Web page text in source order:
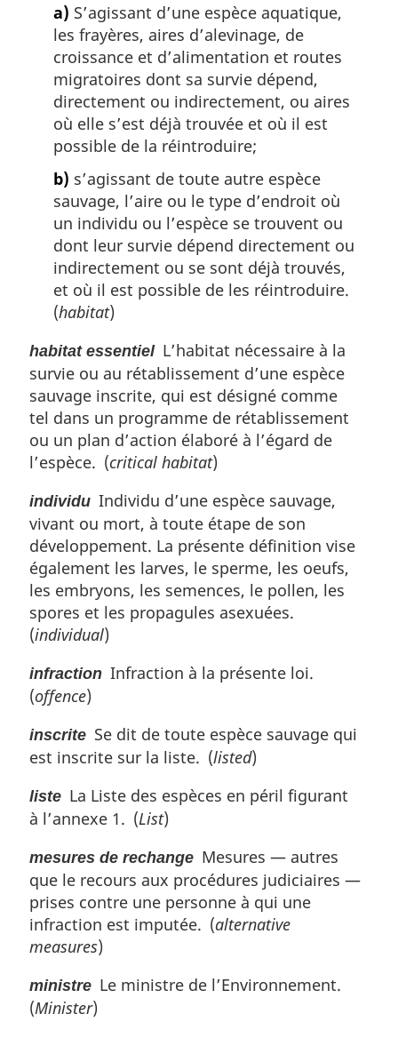
a) S’agissant d’une espèce aquatique,
les frayères, aires d’alevinage, de
croissance et d’alimentation et routes
migratoires dont sa survie dépend,
directement ou indirectement, ou aires
où elle s’est déjà trouvée et où il est
possible de la réintroduire;
b) s’agissant de toute autre espèce
sauvage, l’aire ou le type d’endroit où
un individu ou l’espèce se trouvent ou
dont leur survie dépend directement ou
indirectement ou se sont déjà trouvés,
et où il est possible de les réintroduire.
(habitat)
habitat essentielL’habitat nécessaire à la
survie ou au rétablissement d’une espèce
sauvage inscrite, qui est désigné comme
tel dans un programme de rétablissement
ou un plan d’action élaboré à l’égard de
l’espèce. (critical habitat)
individu Individu d’une espèce sauvage,
vivant ou mort, à toute étape de son
développement. La présente définition vise
également les larves, le sperme, les oeufs,
les embryons, les semences, le pollen, les
spores et les propagules asexuées.
(individual)
infraction Infraction à la présente loi.
(offence)
inscrite Se dit de toute espèce sauvage qui
est inscrite sur la liste. (listed)
liste La Liste des espèces en péril figurant
à l’annexe 1. (List)
mesures de rechange Mesures — autres
que le recours aux procédures judiciaires —
prises contre une personne à qui une
infraction est imputée. (alternative
measures)
ministre Le ministre de l’Environnement.
(Minister)